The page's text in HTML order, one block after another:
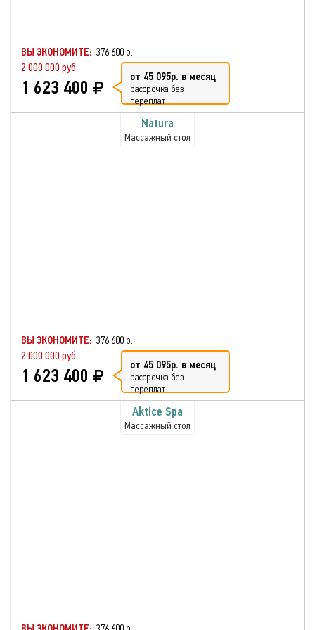
ВЫ ЭКОНОМИТЕ: 376 600 р.
2 000 000 руб.
1 623 400 от 45 095р. в месяц
рассрочка без
переплат
Natura
Массажный стол
ВЫ ЭКОНОМИТЕ: 376 600 р.
2 000 000 руб.
1 623 400 от 45 095р. в месяц
рассрочка без
переплат
Aktice Spa
Массажный стол